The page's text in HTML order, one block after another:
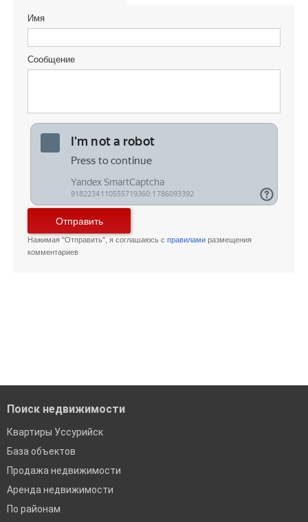
Имя
Сообщение
Отправить
Нажимая "Отправить", я соглашаюсь с правилами размещения
комментариев
Поиск недвижимости
Квартиры Уссурийск
База объектов
Продажа недвижимости
Аренда недвижимости
По районам